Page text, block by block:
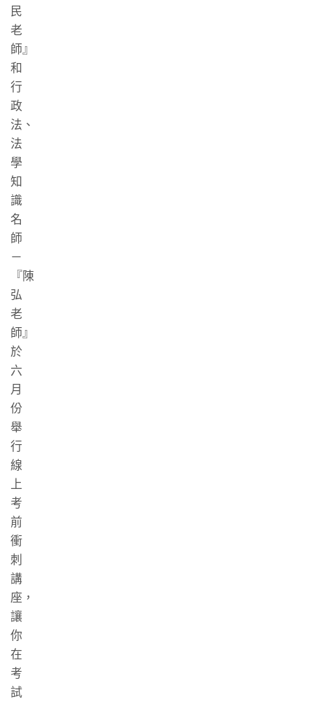
民
老
師』
和
行
政
法、
法
學
知
識
名
師
－
『陳
弘
老
師』
於
六
月
份
舉
行
線
上
考
前
衝
刺
講
座，
讓
你
在
考
試